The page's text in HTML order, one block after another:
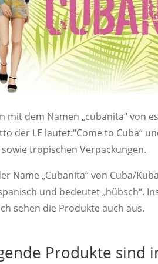
mit dem Namen „cubanita“ von
der LE lautet:“Come to Cuba“
tropischen Verpackungen.
Name „Cubanita“ von Cuba/
und bedeutet „hübsch“.
sehen die Produkte auch aus.
Produkte sind